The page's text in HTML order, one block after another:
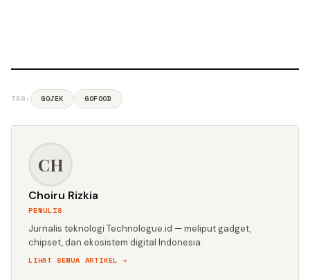
TAG: GOJEK GOFOOD
CH
Choiru Rizkia
PENULIS
Jurnalis teknologi Technologue.id — meliput gadget,
chipset, dan ekosistem digital Indonesia.
LIHAT SEMUA ARTIKEL →